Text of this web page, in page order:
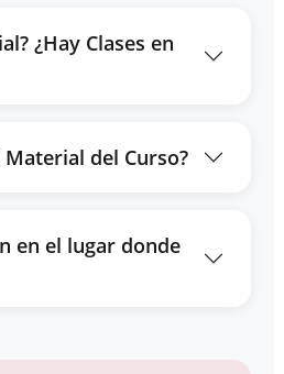
¿Hay Clases en
Material del Curso?
en el lugar donde